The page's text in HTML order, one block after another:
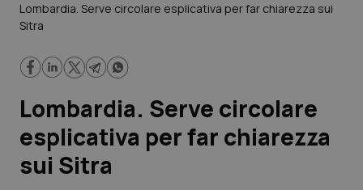
Governo e Parlamento
Regioni e Asl
Lavoro e Professioni
Scienza e Farmaci
Studi e Analisi
Lombardia. Serve circolare esplicativa per far chiarezza sui
Sitra
Lombardia. Serve circolare
esplicativa per far chiarezza
sui Sitra